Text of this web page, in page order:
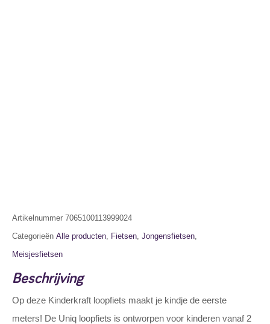
Artikelnummer 7065100113999024
Categorieën Alle producten, Fietsen, Jongensfietsen,
Meisjesfietsen
Beschrijving
Op deze Kinderkraft loopfiets maakt je kindje de eerste
meters! De Uniq loopfiets is ontworpen voor kinderen vanaf 2